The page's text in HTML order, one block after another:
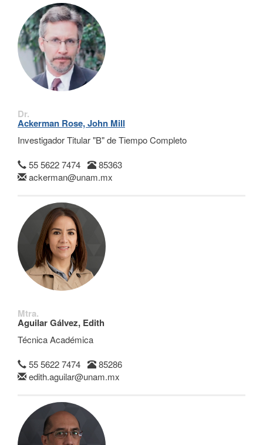
Dr.
Ackerman Rose, John Mill
Investigador Titular "B" de Tiempo Completo
55 5622 7474
85363
ackerman@unam.mx
Mtra.
Aguilar Gálvez, Edith
Técnica Académica
55 5622 7474
85286
edith.aguilar@unam.mx